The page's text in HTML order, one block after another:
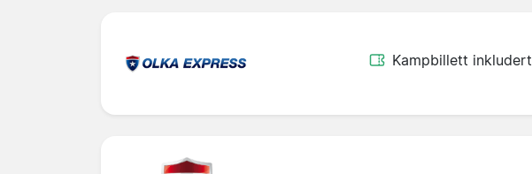
Kampbillett inkludert